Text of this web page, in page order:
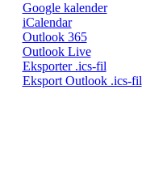
Google kalender
iCalendar
Outlook 365
Outlook Live
Eksporter .ics-fil
Eksport Outlook .ics-fil